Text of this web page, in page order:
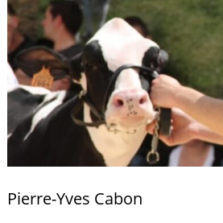
Pierre-Yves Cabon